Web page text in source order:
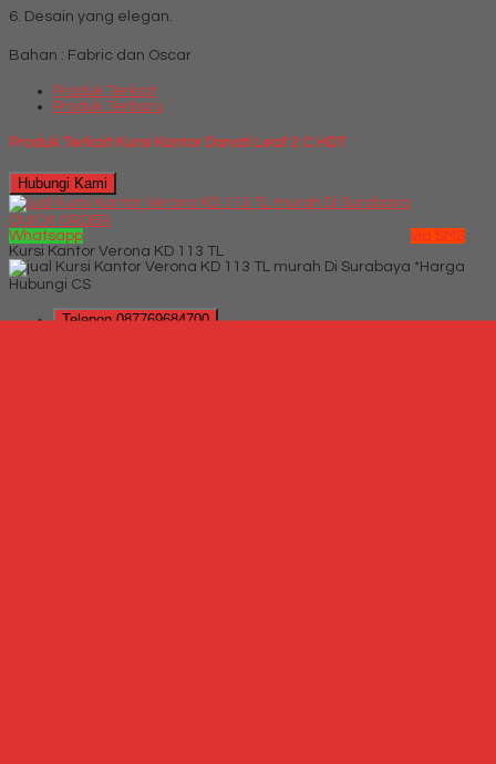
6. Desain yang elegan.
Bahan : Fabric dan Oscar
Produk Terkait
Produk Terbaru
Produk Terkait Kursi Kantor Donati Leaf 2 C HDT
Hubungi Kami
QUICK ORDER
Whatsapp
via SMS
Kursi Kantor Verona KD 113 TL
*Harga
Hubungi CS
Telepon 087769684700